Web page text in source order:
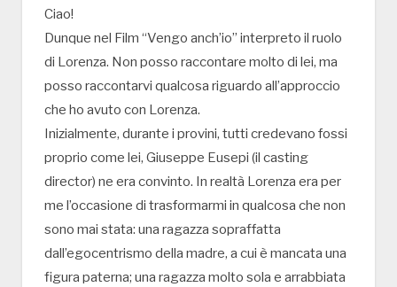
Ciao!
Dunque nel Film “Vengo anch’io” interpreto il ruolo
di Lorenza. Non posso raccontare molto di lei, ma
posso raccontarvi qualcosa riguardo all’approccio
che ho avuto con Lorenza.
Inizialmente, durante i provini, tutti credevano fossi
proprio come lei, Giuseppe Eusepi (il casting
director) ne era convinto. In realtà Lorenza era per
me l’occasione di trasformarmi in qualcosa che non
sono mai stata: una ragazza sopraffatta
dall’egocentrismo della madre, a cui è mancata una
figura paterna; una ragazza molto sola e arrabbiata